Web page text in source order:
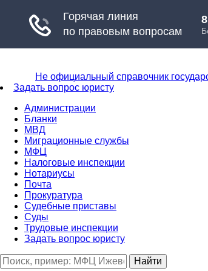
Не официальный справочник
Задать вопрос юристу
Администрации
Бланки
МВД
Миграционные службы
МФЦ
Налоговые инспекции
Нотариусы
Почта
Прокуратура
Судебные приставы
Суды
Трудовые инспекции
Задать вопрос юристу